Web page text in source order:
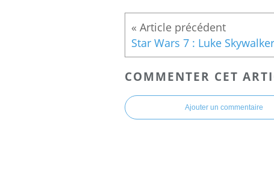
COMMENTER CET
Ajouter un commentaire